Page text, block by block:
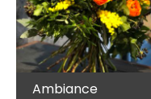
Ambiance